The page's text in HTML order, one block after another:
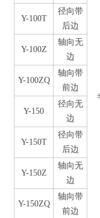
Y-100T
径向带
后边
Y-100Z
轴向无
边
Y-100ZQ
轴向带
前边
Y-150
径向无
边
Y-150T
径向带
后边
Y-150Z
轴向无
边
Y-150ZQ
轴向带
前边